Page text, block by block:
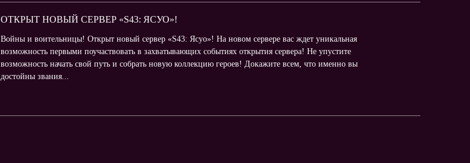
ОТКРЫТ НОВЫЙ СЕРВЕР «S43: ЯСУО»!
Войны и воительницы! Открыт новый сервер «S43: Ясуо»! На новом сервере вас ждет уникальная
возможность первыми поучаствовать в захватывающих событиях открытия сервера! Не упустите
возможность начать свой путь и собрать новую коллекцию героев! Докажите всем, что именно вы
достойны звания...